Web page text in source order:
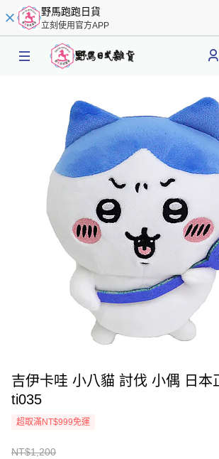
野馬跑跑日貨
立刻使用官方APP
吉伊卡哇 小八貓 討伐 小偶 日本
ti035
超取滿NT$999免運
NT$1,200